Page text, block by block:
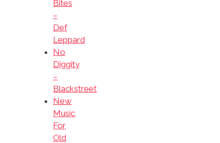
Bites
–
Def
Leppard
No
Diggity
–
Blackstreet
New
Music
For
Old